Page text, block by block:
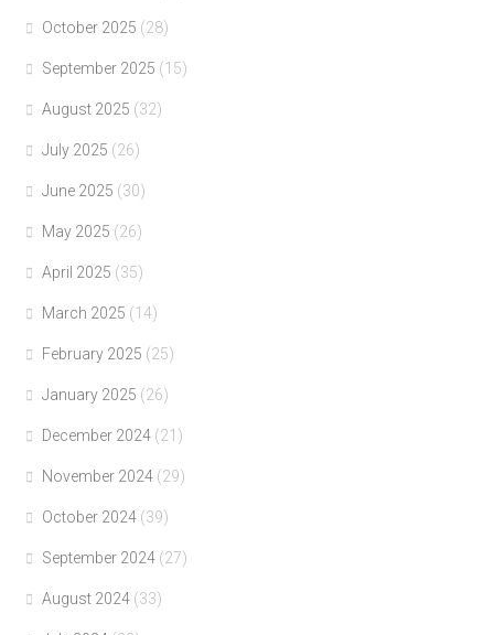
October 2025 (28)
September 2025 (15)
August 2025 (32)
July 2025 (26)
June 2025 (30)
May 2025 (26)
April 2025 (35)
March 2025 (14)
February 2025 (25)
January 2025 (26)
December 2024 (21)
November 2024 (29)
October 2024 (39)
September 2024 (27)
August 2024 (33)